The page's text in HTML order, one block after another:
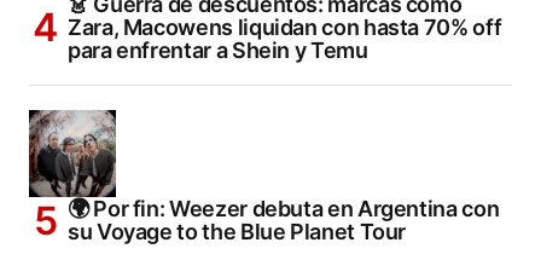
Zara, Macowens liquidan con hasta 70% off
para enfrentar a Shein y Temu
🌍 Por fin: Weezer debuta en Argentina con
su Voyage to the Blue Planet Tour